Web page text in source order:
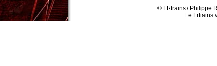
© FRtrains / Philippe
Le Frtrains